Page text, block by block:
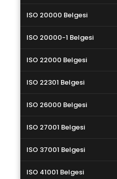
ISO 20000 Belgesi
ISO 20000-1 Belgesi
ISO 22000 Belgesi
ISO 22301 Belgesi
ISO 26000 Belgesi
ISO 27001 Belgesi
ISO 37001 Belgesi
ISO 41001 Belgesi